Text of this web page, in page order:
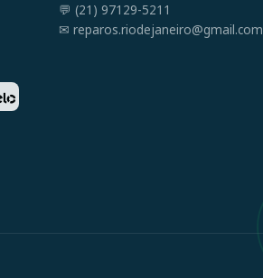
💬 (21) 97129-5211
✉ reparos.riodejaneiro@gmail.com